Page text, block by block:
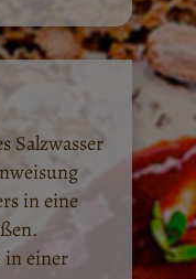
Salzwasser
in eine
in einer